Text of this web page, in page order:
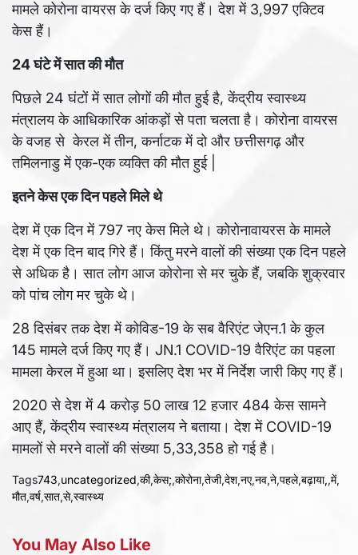
मामले कोरोना वायरस के दर्ज किए गए हैं। देश में 3,997 एक्टिव
केस हैं।
24घंटे में सात की मौत
पिछले 24 घंटों में सात लोगों की मौत हुई है, केंद्रीय स्वास्थ्य
मंत्रालय के आधिकारिक आंकड़ों से पता चलता है। कोरोना वायरस
के वजह से केरल में तीन, कर्नाटक में दो और छत्तीसगढ़ और
तमिलनाडु में एक-एक व्यक्ति की मौत हुई |
इतने केस एक दिन पहले मिले थे
देश में एक दिन में 797 नए केस मिले थे। कोरोनावायरस के मामले
देश में एक दिन बाद गिरे हैं। किंतु मरने वालों की संख्या एक दिन पहले
से अधिक है। सात लोग आज कोरोना से मर चुके हैं, जबकि शुक्रवार
को पांच लोग मर चुके थे।
28 दिसंबर तक देश में कोविड-19 के सब वैरिएंट जेएन.1 के कुल
145 मामले दर्ज किए गए हैं। JN.1 COVID-19 वैरिएंट का पहला
मामला केरल में हुआ था। इसलिए देश भर में निर्देश जारी किए गए हैं।
2020 से देश में 4 करोड़ 50 लाख 12 हजार 484 केस सामने
आए हैं, केंद्रीय स्वास्थ्य मंत्रालय ने बताया। देश में COVID-19
मामलों से मरने वालों की संख्या 5,33,358 हो गई है।
Tags743,uncategorized,की,केस;,कोरोना,तेजी,देश,नए,नव,ने,पहले,बढ़ाया,,में,
मौत,वर्ष,सात,से,स्वास्थ्य
You May Also Like